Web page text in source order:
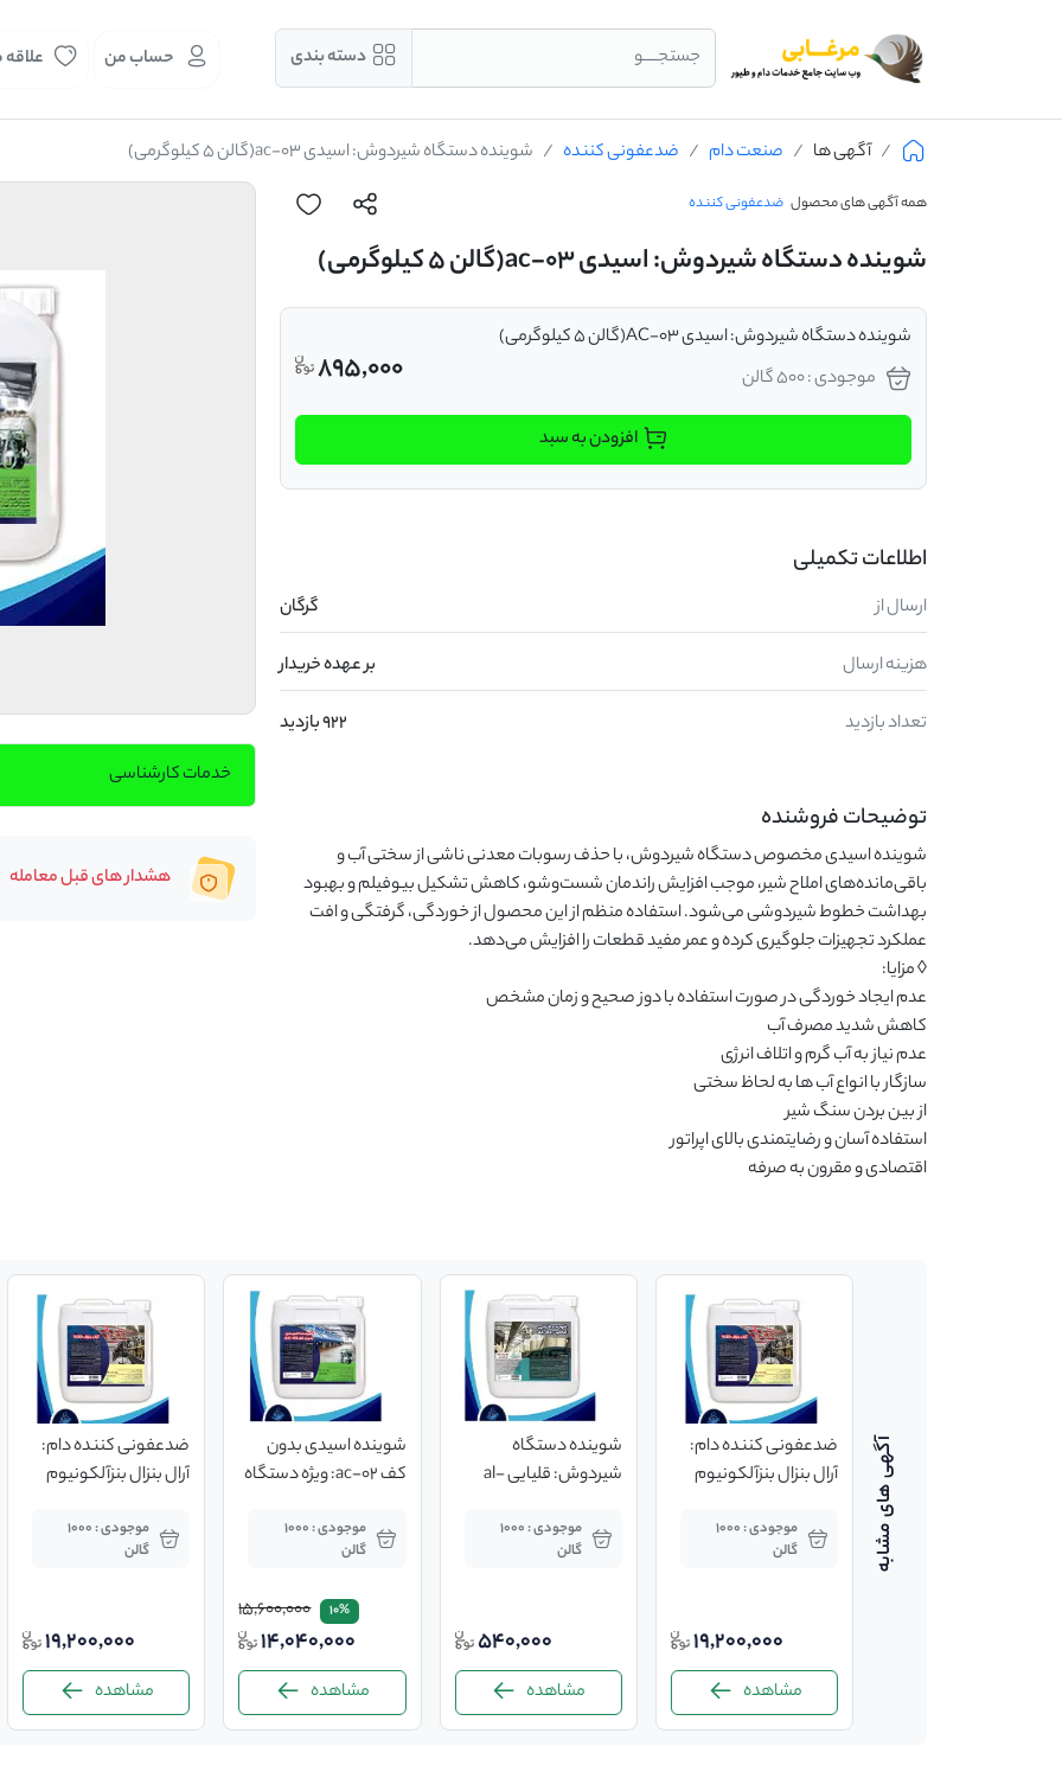
جستجــــو دسته بندی حساب من
آگهی ها صنعت دام ضدعفونی کننده شوینده دستگاه شیردوش: اسیدی ac-03(گالن 5 کیلوگرمی)
همه آگهی های محصول ضدعفونی کننده
شوینده دستگاه شیردوش: اسیدی ac-03(گالن 5 کیلوگرمی)
شوینده دستگاه شیردوش: اسیدی AC-03(گالن 5 کیلوگرمی)
موجودی : 500 گالن
895,000
افزودن به سبد
اطلاعات تکمیلی
ارسال از گرگان
هزینه ارسال بر عهده خریدار
تعداد بازدید 922 بازدید
توضیحات فروشنده
اقتصادی و مقرون به صرفه
خدمات کارشناسی
هشدار های قبل معامله
کف ac-02: ویژه دستگاه
ضدعفونی کننده دام:
آرال بنزال بنزآلکونیوم
(گالن 20 کیلوگرمی)
موجودی : 1000
گالن
19,200,000
مشاهده
شوینده دستگاه
شیردوش: قلیایی al-
موجودی : 1000
گالن
540,000
مشاهده
شوینده اسیدی بدون
کف ac-02: ویژه دستگاه
کیلوگرمی)
موجودی : 1000
گالن
10%
15,600,000
14,040,000
مشاهده
ضدعفونی کننده دام:
آرال بنزال بنزآلکونیوم
(گالن 20 کیلوگرمی)
موجودی : 1000
گالن
19,200,000
مشاهده